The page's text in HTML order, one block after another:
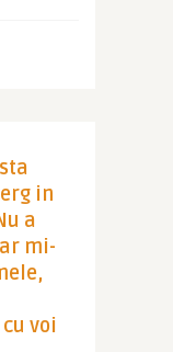
in
a
mi-
voi